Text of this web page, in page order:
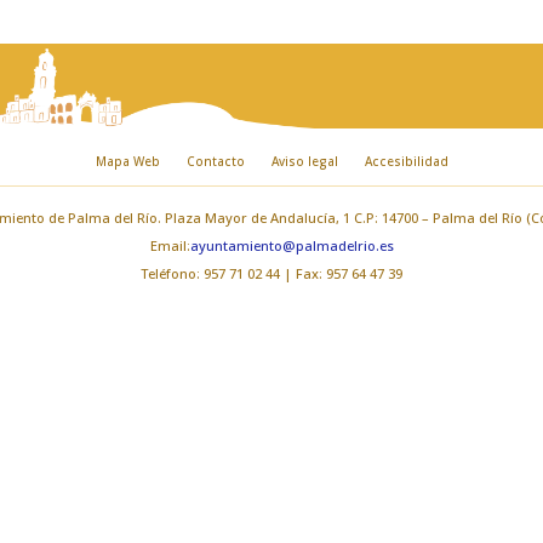
Mapa Web Contacto Aviso legal Accesibilidad
de Palma del Río. Plaza Mayor de Andalucía, 1 C.P: 14700 – Palma del Río
Email:ayuntamiento@palmadelrio.es
Teléfono: 957 71 02 44 | Fax: 957 64 47 39